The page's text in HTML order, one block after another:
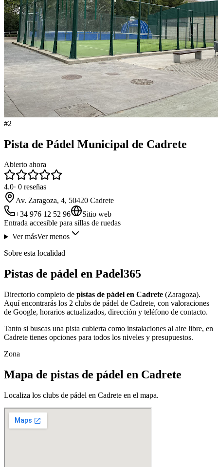
#2
Pista de Pádel Municipal de Cadrete
Abierto ahora
4.0· 0 reseñas
Av. Zaragoza, 4, 50420 Cadrete
+34 976 12 52 96
Sitio web
Entrada accesible para sillas de ruedas
Ver másVer menos
Sobre esta localidad
Pistas de pádel en Padel365
Directorio completo de pistas de pádel en Cadrete (Zaragoza).
Aquí encontrarás los 2 clubs de pádel de Cadrete, con valoraciones
de Google, horarios actualizados, dirección y teléfono de contacto.
Tanto si buscas una pista cubierta como instalaciones al aire libre, en
Cadrete tienes opciones para todos los niveles y presupuestos.
Zona
Mapa de pistas de pádel en Cadrete
Localiza los clubs de pádel en Cadrete en el mapa.